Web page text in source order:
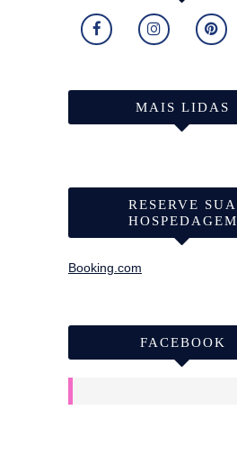
MAIS LIDAS
RESERVE SUA
HOSPEDAGEM
Booking.com
FACEBOOK